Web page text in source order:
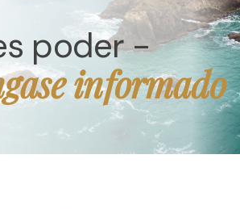
poder -
informado